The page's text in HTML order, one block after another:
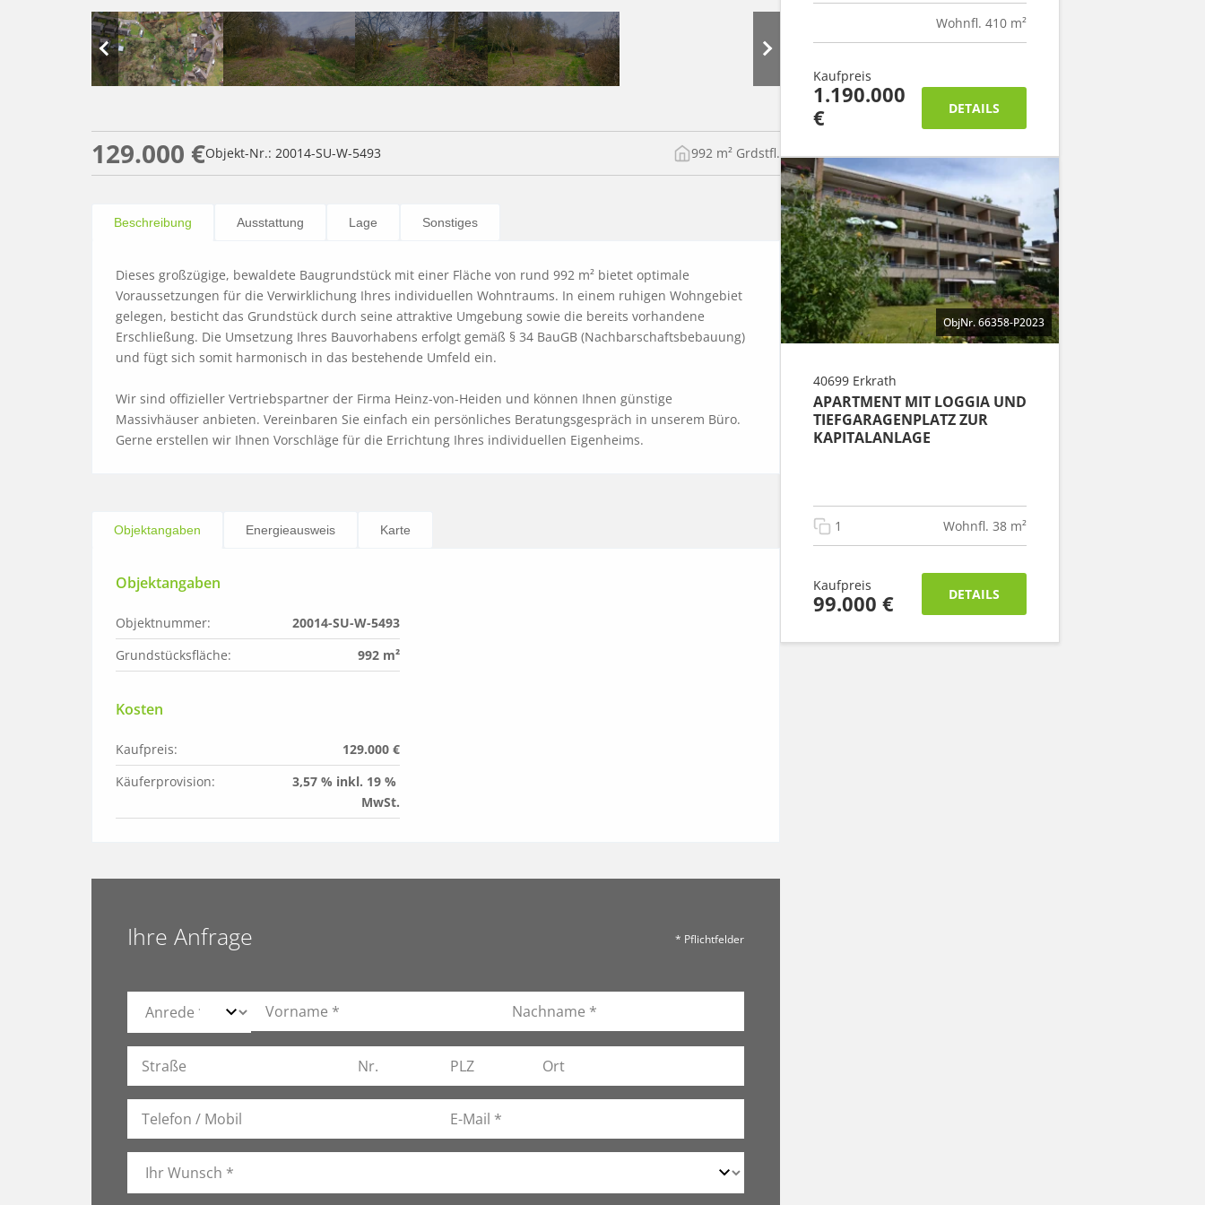
129.000 €Objekt-Nr.: 20014-SU-W-5493 992 m² Grdstfl.
Beschreibung Ausstattung Lage Sonstiges
Dieses großzügige, bewaldete Baugrundstück mit einer Fläche von rund 992 m² bietet optimale
Voraussetzungen für die Verwirklichung Ihres individuellen Wohntraums. In einem ruhigen Wohngebiet
gelegen, besticht das Grundstück durch seine attraktive Umgebung sowie die bereits vorhandene
Erschließung. Die Umsetzung Ihres Bauvorhabens erfolgt gemäß § 34 BauGB (Nachbarschaftsbebauung)
und fügt sich somit harmonisch in das bestehende Umfeld ein.
Wir sind offizieller Vertriebspartner der Firma Heinz-von-Heiden und können Ihnen günstige
Massivhäuser anbieten. Vereinbaren Sie einfach ein persönliches Beratungsgespräch in unserem Büro.
Gerne erstellen wir Ihnen Vorschläge für die Errichtung Ihres individuellen Eigenheims.
Objektangaben Energieausweis Karte
Objektangaben
Objektnummer:
20014-SU-W-5493
Grundstücksfläche:
992 m²
Kosten
Kaufpreis:
129.000 €
Käuferprovision:
3,57 % inkl. 19 %
MwSt.
Ihre Anfrage * Pflichtfelder
Wohnfl. 410 m²
Kaufpreis
1.190.000
€
DETAILS
ObjNr. 66358-P2023
40699 Erkrath
APARTMENT MIT LOGGIA UND
TIEFGARAGENPLATZ ZUR
KAPITALANLAGE
1 Wohnfl. 38 m²
Kaufpreis
99.000 € DETAILS